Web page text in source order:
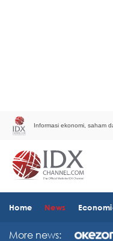
Informasi ekonomi, saham
Home News
More news: